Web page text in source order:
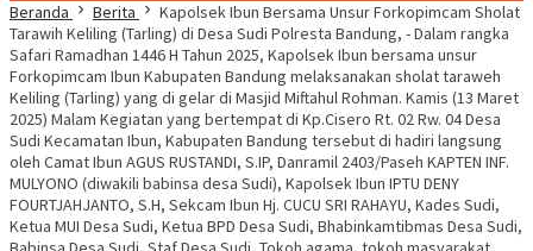
Beranda
Berita
Kapolsek Ibun Bersama Unsur Forkopimcam Sholat
Tarawih Keliling (Tarling) di Desa Sudi Polresta Bandung, - Dalam rangka
Safari Ramadhan 1446 H Tahun 2025, Kapolsek Ibun bersama unsur
Forkopimcam Ibun Kabupaten Bandung melaksanakan sholat taraweh
Keliling (Tarling) yang di gelar di Masjid Miftahul Rohman. Kamis (13 Maret
2025) Malam Kegiatan yang bertempat di Kp.Cisero Rt. 02 Rw. 04 Desa
Sudi Kecamatan Ibun, Kabupaten Bandung tersebut di hadiri langsung
oleh Camat Ibun AGUS RUSTANDI, S.IP, Danramil 2403/Paseh KAPTEN INF.
MULYONO (diwakili babinsa desa Sudi), Kapolsek Ibun IPTU DENY
FOURTJAHJANTO, S.H, Sekcam Ibun Hj. CUCU SRI RAHAYU, Kades Sudi,
Ketua MUI Desa Sudi, Ketua BPD Desa Sudi, Bhabinkamtibmas Desa Sudi,